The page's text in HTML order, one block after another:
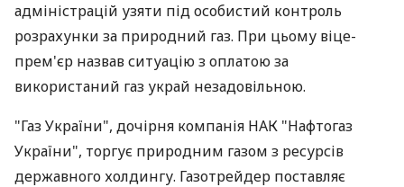
адміністрацій узяти під особистий контроль
розрахунки за природний газ. При цьому віце-
прем'єр назвав ситуацію з оплатою за
використаний газ украй незадовільною.
"Газ України", дочірня компанія НАК "Нафтогаз
України", торгує природним газом з ресурсів
державного холдингу. Газотрейдер поставляє